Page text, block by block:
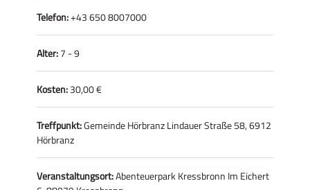
Telefon:+43 650 8007000
Alter:7 - 9
Kosten:30,00 €
Treffpunkt:Gemeinde Hörbranz Lindauer Straße 58, 6912
Hörbranz
Veranstaltungsort:Abenteuerpark Kressbronn Im Eichert